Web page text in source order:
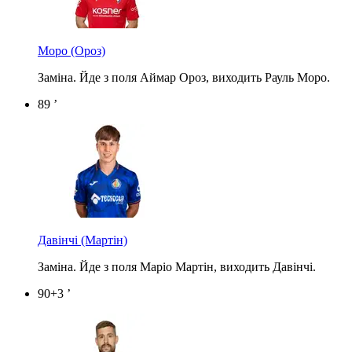
Моро (Ороз)
Заміна. Йде з поля Аймар Ороз, виходить Рауль Моро.
89 ’
Давінчі (Мартін)
Заміна. Йде з поля Маріо Мартін, виходить Давінчі.
90+3 ’